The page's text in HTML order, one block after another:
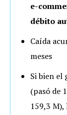
e-
débito
Caída
meses
Si bien el
(pasó de
159,3 M),